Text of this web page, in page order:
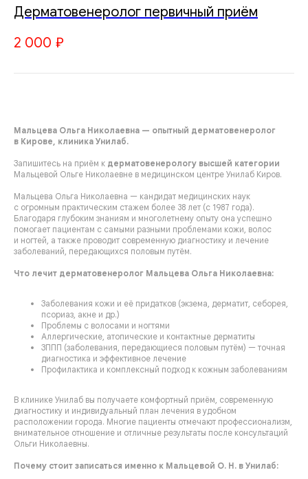
Дерматовенеролог первичный приём
2 000 ₽
Мальцева Ольга Николаевна — опытный дерматовенеролог
в Кирове, клиника Унилаб.
Запишитесь на приём к дерматовенерологу высшей категории
Мальцевой Ольге Николаевне в медицинском центре Унилаб Киров.
Мальцева Ольга Николаевна — кандидат медицинских наук
с огромным практическим стажем более 38 лет (с 1987 года).
Благодаря глубоким знаниям и многолетнему опыту она успешно
помогает пациентам с самыми разными проблемами кожи, волос
и ногтей, а также проводит современную диагностику и лечение
заболеваний, передающихся половым путём.
Что лечит дерматовенеролог Мальцева Ольга Николаевна:
Заболевания кожи и её придатков (экзема, дерматит, себорея,
псориаз, акне и др.)
Проблемы с волосами и ногтями
Аллергические, атопические и контактные дерматиты
ЗППП (заболевания, передающиеся половым путём) — точная
диагностика и эффективное лечение
Профилактика и комплексный подход к кожным заболеваниям
В клинике Унилаб вы получаете комфортный приём, современную
диагностику и индивидуальный план лечения в удобном
расположении города. Многие пациенты отмечают профессионализм,
внимательное отношение и отличные результаты после консультаций
Ольги Николаевны.
Почему стоит записаться именно к Мальцевой О. Н. в Унилаб: